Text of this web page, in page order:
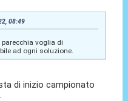
08:49
voglia di
ad ogni soluzione.
di inizio campionato